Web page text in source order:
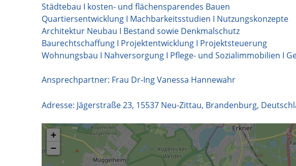
Städtebau I kosten- und flächensparendes Bauen
Quartiersentwicklung I Machbarkeitsstudien I Nutzungskonzepte
Architektur Neubau I Bestand sowie Denkmalschutz
Baurechtschaffung I Projektentwicklung I Projektsteuerung
Wohnungsbau I Nahversorgung I Pflege- und Sozialimmobilien I
Ansprechpartner: Frau Dr-Ing Vanessa Hannewahr
Adresse: Jägerstraße 23, 15537 Neu-Zittau, Brandenburg,
+
−